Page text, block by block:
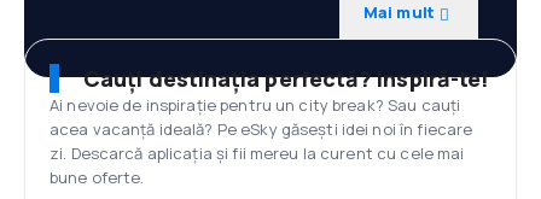
Mai mult
Cauți destinația perfectă? Inspiră-te!
Ai nevoie de inspirație pentru un city break? Sau cauți
acea vacanță ideală? Pe eSky găsești idei noi în fiecare
zi. Descarcă aplicația și fii mereu la curent cu cele mai
bune oferte.